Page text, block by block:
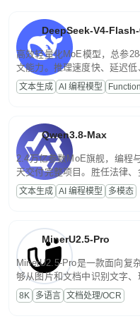
DeepSeek-V4-
高效轻量化MoE模型，总参
文能力。推理速度快、延迟
高并发、轻量化任务，适合日
文案处理等普惠刚需场景。
文本生成 AI 编程模型
Qwen3.8-Max
2.4万亿参数MoE旗舰，编程
天交付完整项目。胜任法律
话端到端交付生产级成果。原
程，支持超长文档与长视频的
文本生成 AI 编程模型 多模态
MinerU2.5-Pro
MinerU2.5-Pro是一款面向复
够从图片和文档中识别文字
为便于存储、检索和二次处理
8K 多语言 文档处理/OCR